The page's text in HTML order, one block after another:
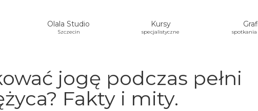
Olala Studio
Szczecin
Kursy
specjalistyczne
jogę podczas pełni
Fakty i mity.